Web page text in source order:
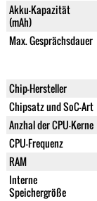
Akku-Kapazität
(mAh)
Max. Gesprächsdauer
Chip-Hersteller
Chipsatz und SoC-Art
Anzhal der CPU-Kerne
CPU-Frequenz
RAM
Interne
Speichergröße